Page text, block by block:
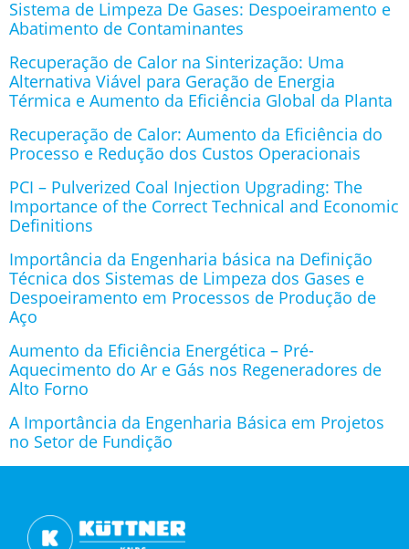
Sistema de Limpeza De Gases: Despoeiramento e
Abatimento de Contaminantes
Recuperação de Calor na Sinterização: Uma
Alternativa Viável para Geração de Energia
Térmica e Aumento da Eficiência Global da Planta
Recuperação de Calor: Aumento da Eficiência do
Processo e Redução dos Custos Operacionais
PCI – Pulverized Coal Injection Upgrading: The
Importance of the Correct Technical and Economic
Definitions
Importância da Engenharia básica na Definição
Técnica dos Sistemas de Limpeza dos Gases e
Despoeiramento em Processos de Produção de
Aço
Aumento da Eficiência Energética – Pré-
Aquecimento do Ar e Gás nos Regeneradores de
Alto Forno
A Importância da Engenharia Básica em Projetos
no Setor de Fundição